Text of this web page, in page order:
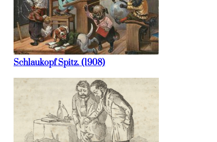
Schlaukopf Spitz. (1908)